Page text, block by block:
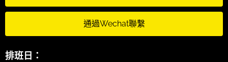
通過Wechat聯繫
排班日：